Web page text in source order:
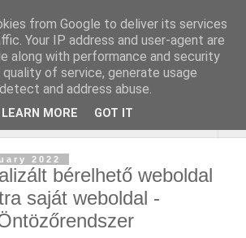
- Teljes
megoldások
2022
bérelhető weboldal
saját weboldal -
from Google to deliver its services
Your IP address and user-agent are
along with performance and security
of service, generate usage
and address abuse.
LEARN MORE GOT IT